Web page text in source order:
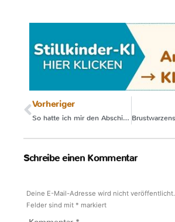
Vorheriger
So hatte ich mir den Abschied nicht vorgestellt
Schreibe einen Kommentar
Deine E-Mail-Adresse wird nicht veröffentlicht.
Felder sind mit * markiert